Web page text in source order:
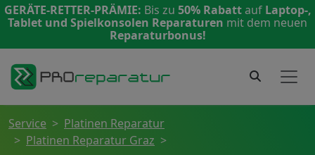
GERÄTE-RETTER-PRÄMIE: Bis zu 50% Rabattauf Laptop-,
Tablet und Spielkonsolen Reparaturen mit dem neuen
Reparaturbonus!
Service
Platinen Reparatur
Platinen Reparatur Graz